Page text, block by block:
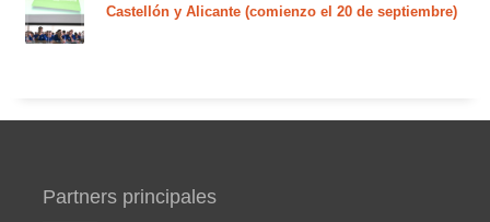
Castellón y Alicante (comienzo el 20 de septiembre)
Partners principales